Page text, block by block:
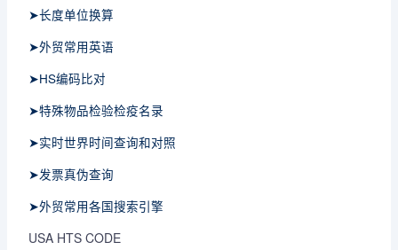
➤长度单位换算
➤外贸常用英语
➤HS编码比对
➤特殊物品检验检疫名录
➤实时世界时间查询和对照
➤发票真伪查询
➤外贸常用各国搜索引擎
USA HTS CODE